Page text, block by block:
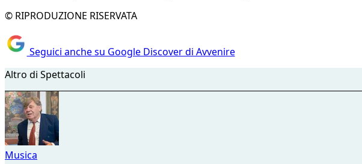
© RIPRODUZIONE RISERVATA
Seguici anche su Google Discover di Avvenire
Altro di Spettacoli
Musica